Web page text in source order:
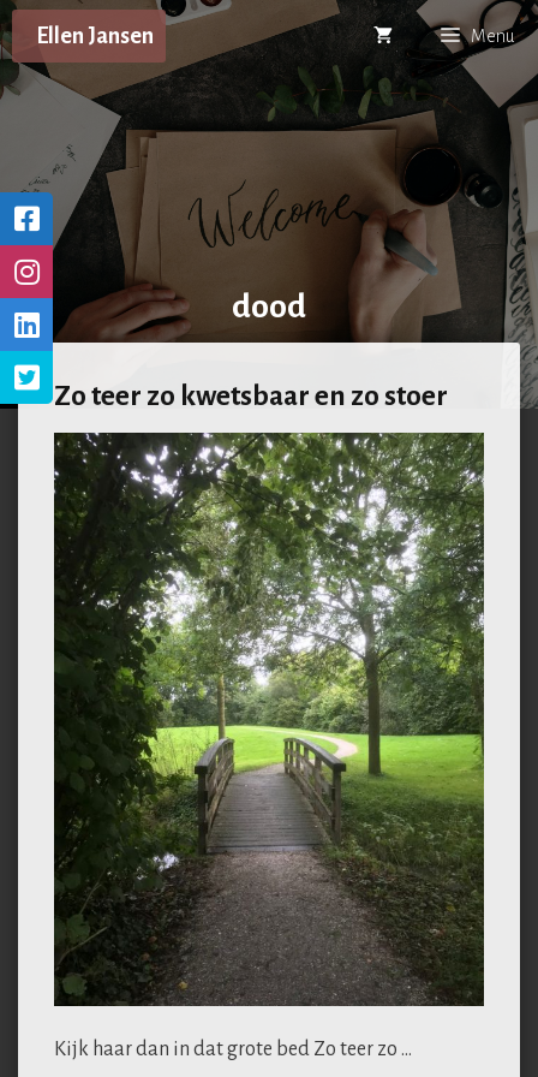
Ga
naar
de
Ellen Jansen Menu
dood
Zo teer zo kwetsbaar en zo stoer
Kijk haar dan in dat grote bed Zo teer zo …